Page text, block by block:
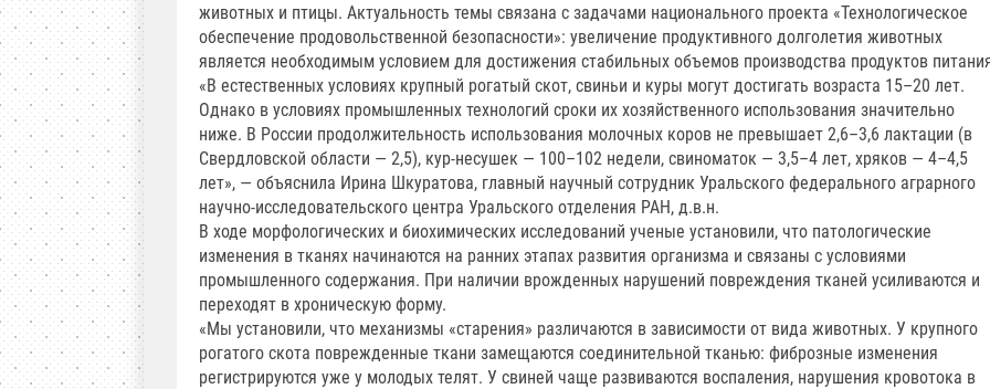
животных и птицы. Актуальность темы связана с задачами национального проекта «Технологическое
обеспечение продовольственной безопасности»: увеличение продуктивного долголетия животных
является необходимым условием для достижения стабильных объемов производства продуктов
«В естественных условиях крупный рогатый скот, свиньи и куры могут достигать возраста 15–20 лет.
Однако в условиях промышленных технологий сроки их хозяйственного использования значительно
ниже. В России продолжительность использования молочных коров не превышает 2,6–3,6 лактации (в
Свердловской области — 2,5), кур-несушек — 100–102 недели, свиноматок — 3,5–4 лет, хряков — 4–4,5
лет», — объяснила Ирина Шкуратова, главный научный сотрудник Уральского федерального аграрного
научно-исследовательского центра Уральского отделения РАН, д.в.н.
В ходе морфологических и биохимических исследований ученые установили, что патологические
изменения в тканях начинаются на ранних этапах развития организма и связаны с условиями
промышленного содержания. При наличии врожденных нарушений повреждения тканей усиливаются и
переходят в хроническую форму.
«Мы установили, что механизмы «старения» различаются в зависимости от вида животных. У крупного
рогатого скота поврежденные ткани замещаются соединительной тканью: фиброзные изменения
регистрируются уже у молодых телят. У свиней чаще развиваются воспаления, нарушения кровотока в